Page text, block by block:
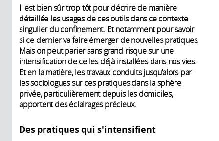
Il est bien sûr trop tôt pour décrire de manière
détaillée les usages de ces outils dans ce contexte
singulier du confinement. Et notamment pour savoir
si ce dernier va faire émerger de nouvelles pratiques.
Mais on peut parier sans grand risque sur une
intensification de celles déjà installées dans nos vies.
Et en la matière, les travaux conduits jusqu’alors par
les sociologues sur ces pratiques dans la sphère
privée, particulièrement depuis les domiciles,
apportent des éclairages précieux.
Des pratiques qui s'intensifient